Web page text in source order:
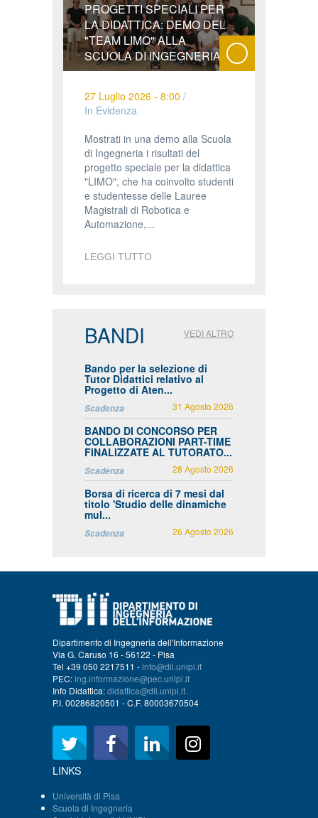
PROGETTI SPECIALI PER
LA DIDATTICA: DEMO DEL
"TEAM LIMO" ALLA
SCUOLA DI INGEGNERIA
27 Luglio 2026 - 8:00 /
In Evidenza
Mostrati in una demo alla Scuola
di Ingegneria i risultati del
progetto speciale per la didattica
"LIMO", che ha coinvolto studenti
e studentesse delle Lauree
Magistrali di Robotica e
Automazione,...
LEGGI TUTTO
BANDI VEDI ALTRO
Bando per la selezione di
Tutor Didattici relativo al
Progetto di Aten...
Scadenza 31 Agosto 2026
BANDO DI CONCORSO PER
COLLABORAZIONI PART-TIME
FINALIZZATE AL TUTORATO...
Scadenza 28 Agosto 2026
Borsa di ricerca di 7 mesi dal
titolo 'Studio delle dinamiche
mul...
Scadenza 26 Agosto 2026
Dipartimento di Ingegneria dell'Informazione
Via G. Caruso 16 - 56122 - Pisa
Tel +39 050 2217511 -info@dii.unipi.it
PEC:ing.informazione@pec.unipi.it
Info Didattica:didattica@dii.unipi.it
P.I. 00286820501 - C.F. 80003670504
LINKS
Università di Pisa
Scuola di Ingegneria